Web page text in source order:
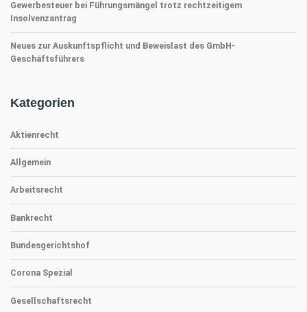
Gewerbesteuer bei Führungsmängel trotz rechtzeitigem
Insolvenzantrag
Neues zur Auskunftspflicht und Beweislast des GmbH-
Geschäftsführers
Kategorien
Aktienrecht
Allgemein
Arbeitsrecht
Bankrecht
Bundesgerichtshof
Corona Spezial
Gesellschaftsrecht